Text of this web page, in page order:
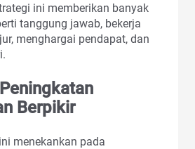
ini memberikan banyak
tanggung jawab, bekerja
menghargai pendapat, dan
Berpikir
menekankan pada